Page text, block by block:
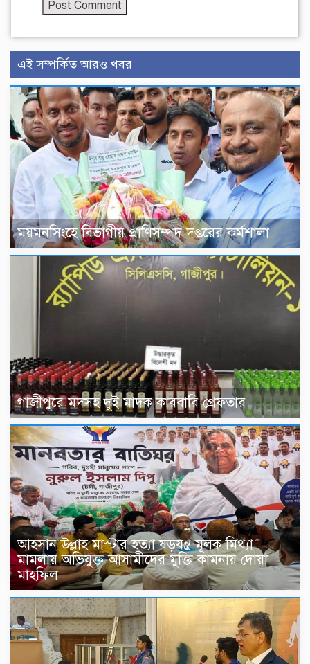
এই সম্পর্কিত আরও খবর
ময়মনসিংহে বিভাগীয় প্রাণিসম্পদ দপ্তরের কর্মশালা
গাজীপুরে মদসহ দুই মাদক কারবারি গ্রেফতার
আহসান উল্লাহ মাস্টার হত্যা ষড়যন্ত্র মূলক মিথ্যা
মামলায় অভিযুক্ত আসামীদের মুক্তি কামনায় দোয়া
মাহফিল